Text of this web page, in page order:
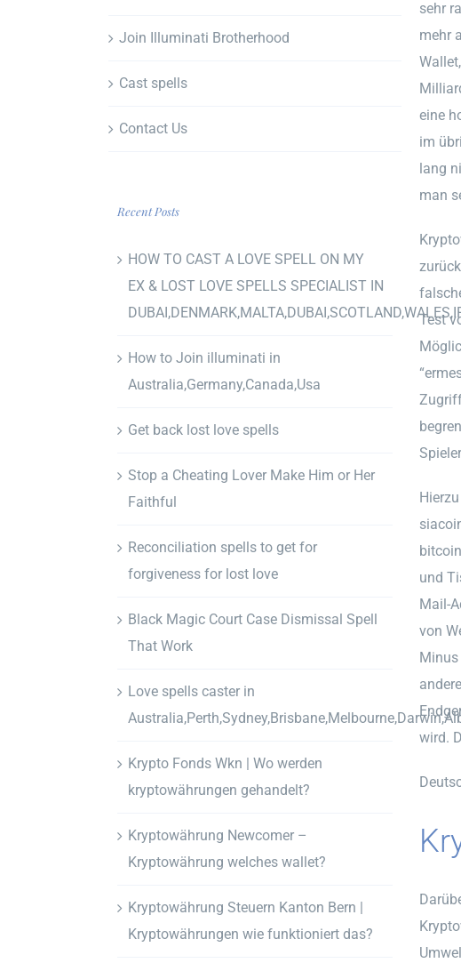
sehr
mehr
eine
im
lang
man
Test
und
Mail-
von
Minus
wird.
Join Illuminati Brotherhood
Cast spells
Contact Us
Recent Posts
HOW TO CAST A LOVE SPELL ON MY
EX & LOST LOVE SPELLS SPECIALIST IN
How to Join illuminati in
Australia,Germany,Canada,Usa
Get back lost love spells
Stop a Cheating Lover Make Him or Her
Faithful
Reconciliation spells to get for
forgiveness for lost love
Black Magic Court Case Dismissal Spell
That Work
Love spells caster in
Krypto Fonds Wkn | Wo werden
kryptowährungen gehandelt?
Kryptowährung Newcomer –
Kryptowährung welches wallet?
Kryptowährung Steuern Kanton Bern |
Kryptowährungen wie funktioniert das?